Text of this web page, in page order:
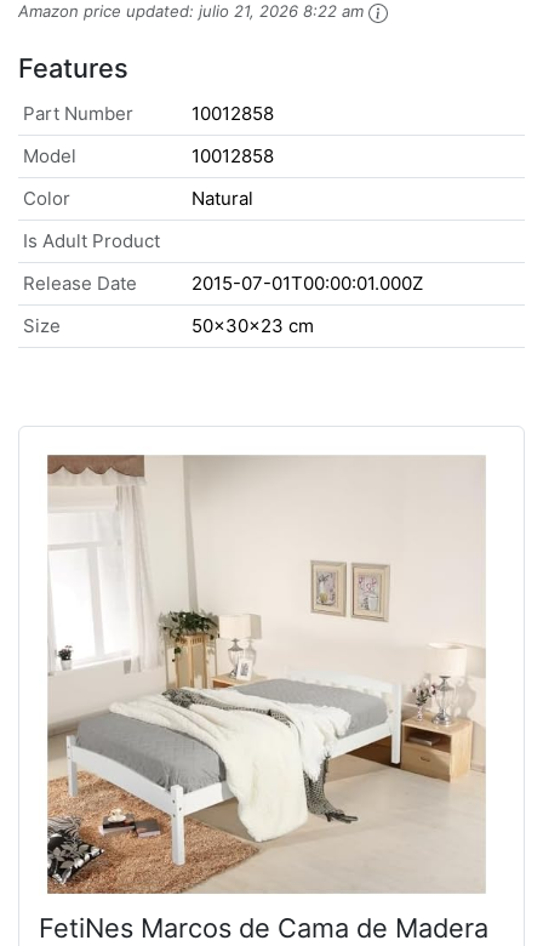
Amazon price updated: julio 21, 2026 8:22 am
Features
Part Number
10012858
Model
10012858
Color
Natural
Is Adult Product
Release Date
2015-07-01T00:00:01.000Z
Size
50x30x23 cm
FetiNes Marcos de Cama de Madera